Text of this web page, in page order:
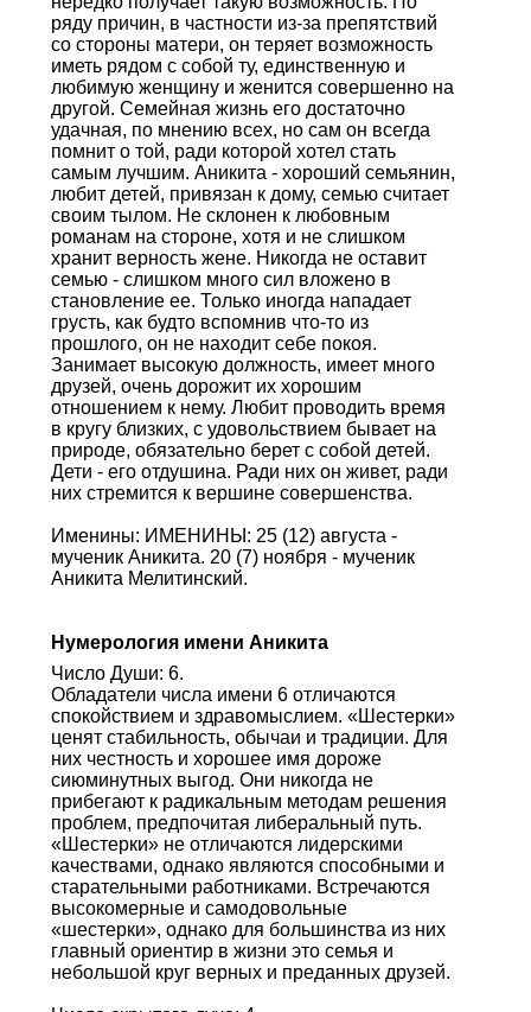
ряду причин, в частности из-за препятствий
со стороны матери, он теряет возможность
иметь рядом с собой ту, единственную и
любимую женщину и женится совершенно на
другой. Семейная жизнь его достаточно
удачная, по мнению всех, но сам он всегда
помнит о той, ради которой хотел стать
самым лучшим. Аникита - хороший семьянин,
любит детей, привязан к дому, ceмью считает
своим тылом. Не склонен к любовным
романам на стороне, хотя и не слишком
хранит верность жене. Никогда не оставит
семью - слишком много сил вложено в
становление ее. Только иногда нападает
грусть, как будто вспомнив что-то из
прошлого, он не находит себе покоя.
Занимает высокую должность, имеет много
друзей, очень дорожит их хорошим
отношением к нему. Любит проводить время
в кругу близких, с удовольствием бывает на
природе, обязательно берет с собой детей.
Дети - его отдушина. Ради них он живет, ради
них стремится к вершине совершенства.
Именины: ИМЕНИНЫ: 25 (12) августа -
мученик Аникита. 20 (7) ноября - мученик
Аникита Мелитинский.
Нумерология имени Аникита
Число Души: 6.
Обладатели числа имени 6 отличаются
спокойствием и здравомыслием. «Шестерки»
ценят стабильность, обычаи и традиции. Для
них честность и хорошее имя дороже
сиюминутных выгод. Они никогда не
прибегают к радикальным методам решения
проблем, предпочитая либеральный путь.
«Шестерки» не отличаются лидерскими
качествами, однако являются способными и
старательными работниками. Встречаются
высокомерные и самодовольные
«шестерки», однако для большинства из них
главный ориентир в жизни это семья и
небольшой круг верных и преданных друзей.